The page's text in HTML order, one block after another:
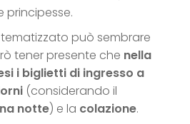
principesse.
tematizzato può sembrare
tener presente che nella
i biglietti di ingresso a
(considerando il
notte) e la colazione.